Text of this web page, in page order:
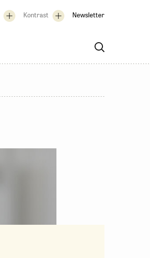
Kontrast Newsletter